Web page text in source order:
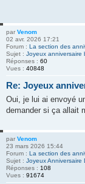
par Venom
02 avr. 2026 17:21
Forum : La section des
Sujet : Joyeux anniversaire
Réponses : 60
Vues : 40848
Re: Joyeux
Oui, je lui ai envoyé
demander si ça allait
par Venom
23 mars 2026 15:44
Forum : La section des
Sujet : Joyeux Anniversaire
Réponses : 108
Vues : 91674